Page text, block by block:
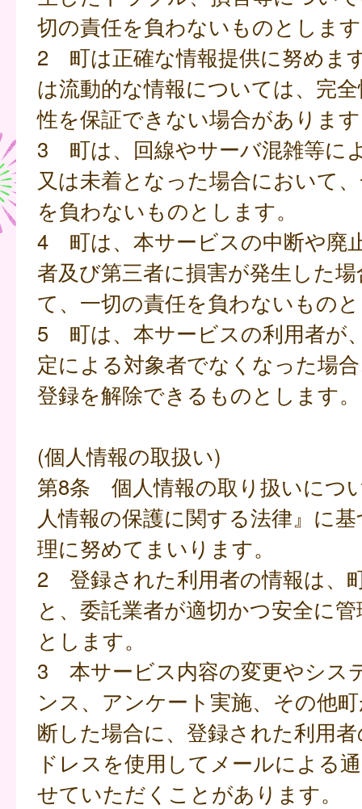
切の責任を負わないものとしま
2 町は正確な情報提供に努めま
は流動的な情報については、完
性を保証できない場合がありま
3 町は、回線やサーバ混雑等に
又は未着となった場合において
を負わないものとします。
4 町は、本サービスの中断や廃
者及び第三者に損害が発生した
て、一切の責任を負わないもの
5 町は、本サービスの利用者が
定による対象者でなくなった場
登録を解除できるものとします。
(個人情報の取扱い)
第8条 個人情報の取り扱いにつ
人情報の保護に関する法律』に
理に努めてまいります。
2 登録された利用者の情報は、
と、委託業者が適切かつ安全に
とします。
3 本サービス内容の変更やシス
ンス、アンケート実施、その他
断した場合に、登録された利用
ドレスを使用してメールによる
せていただくことがあります。